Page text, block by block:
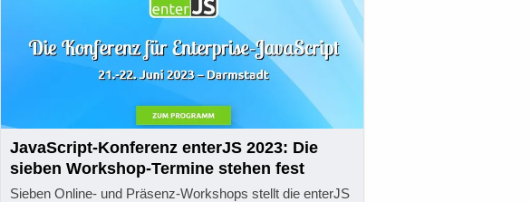
JavaScript-Konferenz enterJS 2023: Die
sieben Workshop-Termine stehen fest
Sieben Online- und Präsenz-Workshops stellt die enterJS